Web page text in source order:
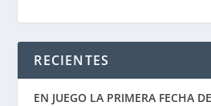
RECIENTES
EN JUEGO LA PRIMERA FECHA